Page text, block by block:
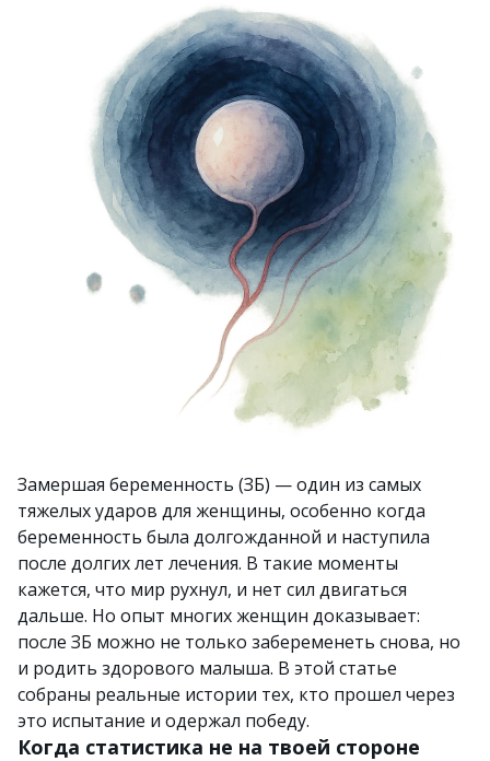
Замершая беременность (ЗБ) — один из самых
тяжелых ударов для женщины, особенно когда
беременность была долгожданной и наступила
после долгих лет лечения. В такие моменты
кажется, что мир рухнул, и нет сил двигаться
дальше. Но опыт многих женщин доказывает:
после ЗБ можно не только забеременеть снова, но
и родить здорового малыша. В этой статье
собраны реальные истории тех, кто прошел через
это испытание и одержал победу.
Когда статистика не на твоей стороне